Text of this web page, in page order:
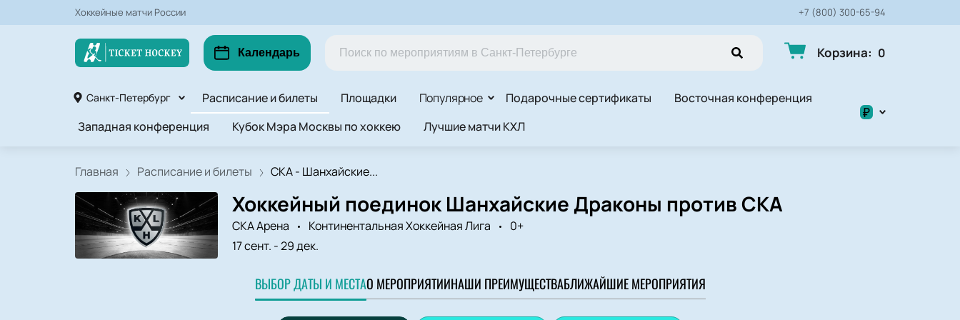
Хоккейные матчи России +7 (800) 300-65-94
Календарь Корзина: 0
Санкт-Петербург Расписание и билеты Площадки Популярное Подарочные сертификаты
Восточная конференция
Западная конференция
Кубок Мэра Москвы по хоккею Лучшие матчи КХЛ
₽
Главная Расписание и билеты СКА - Шанхайские...
Хоккейный поединок Шанхайские Драконы против СКА
СКА Арена Континентальная Хоккейная Лига
0+
17 сент. -29 дек.
ВЫБОР ДАТЫ И МЕСТАО МЕРОПРИЯТИИНАШИ ПРЕИМУЩЕСТВАБЛИЖАЙШИЕ МЕРОПРИЯТИЯ